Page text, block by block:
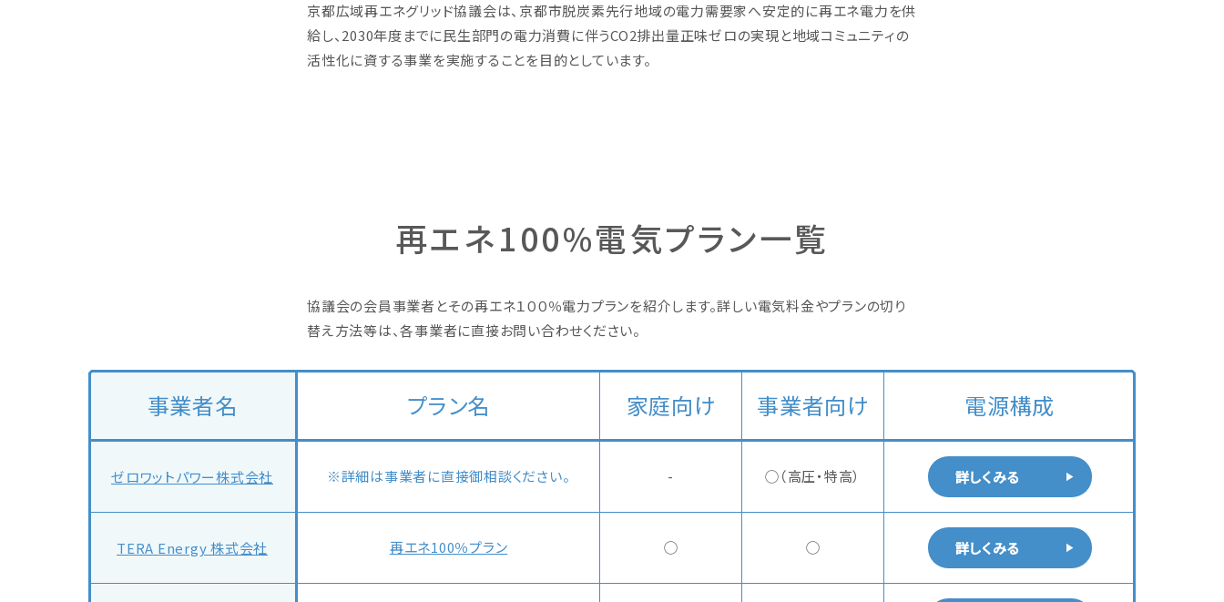
京都広域再エネグリッド協議会は、京都市脱炭素先行地域の電力需要家へ安定的に再エネ電力を供
給し、2030年度までに民生部門の電力消費に伴うCO2排出量正味ゼロの実現と地域コミュニティの
活性化に資する事業を実施することを目的としています。
再エネ100%電気プラン一覧
協議会の会員事業者とその再エネ１００％電力プランを紹介します。詳しい電気料金やプランの切り
替え方法等は、各事業者に直接お問い合わせください。
事業者名 プラン名 家庭向け 事業者向け 電源構成
ゼロワットパワー株式会社 ※詳細は事業者に直接御相談ください。 - ◯（高圧・特高） 詳しくみる
TERA Energy 株式会社 再エネ100％プラン ◯ ◯ 詳しくみる